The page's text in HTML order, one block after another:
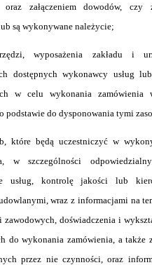
oraz załączeniem dowodów, czy
są wykonywane należycie;
wyposażenia zakładu i
dostępnych wykonawcy usług
w celu wykonania zamówienia
podstawie do dysponowania tymi
które będą uczestniczyć w
w szczególności
usług, kontrolę jakości lub
wraz z informacjami na
doświadczenia i
do wykonania zamówienia, a także
przez nie czynności, oraz